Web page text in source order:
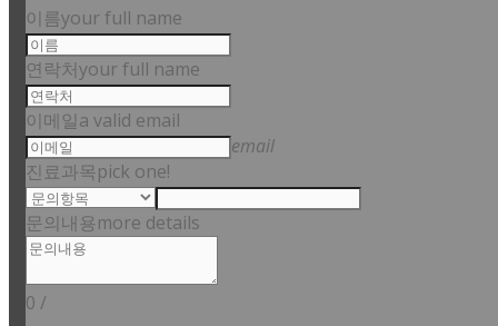
이름your full name
연락처your full name
이메일a valid email
email
진료과목pick one!
문의내용more details
0 /